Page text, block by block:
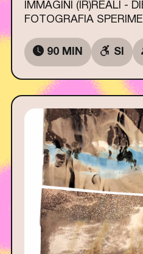
IMMAGINI (IR)REALI -
FOTOGRAFIA
90 MIN SI